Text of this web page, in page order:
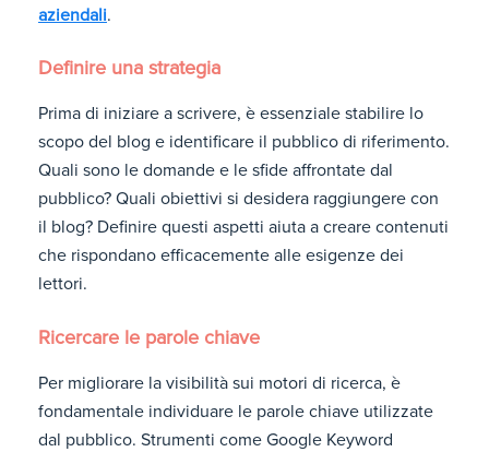
aziendali.
Definire una strategia
Prima di iniziare a scrivere, è essenziale stabilire lo
scopo del blog e identificare il pubblico di riferimento.
Quali sono le domande e le sfide affrontate dal
pubblico? Quali obiettivi si desidera raggiungere con
il blog? Definire questi aspetti aiuta a creare contenuti
che rispondano efficacemente alle esigenze dei
lettori.
Ricercare le parole chiave
Per migliorare la visibilità sui motori di ricerca, è
fondamentale individuare le parole chiave utilizzate
dal pubblico. Strumenti come Google Keyword